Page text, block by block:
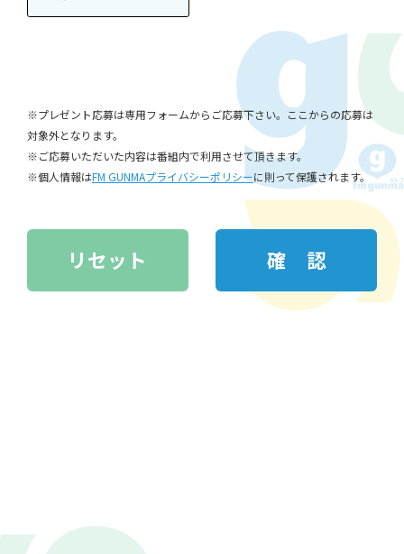
※プレゼント応募は専用フォームからご応募下さい。ここからの応募は
対象外となります。
※ご応募いただいた内容は番組内で利用させて頂きます。
※個人情報はFM GUNMAプライバシーポリシーに則って保護されます。